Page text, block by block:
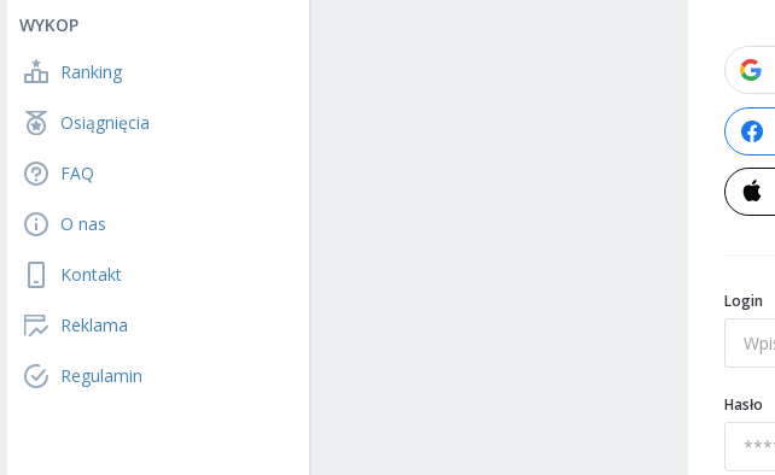
WYKOP
Ranking
Osiągnięcia
FAQ
O nas
Kontakt
Reklama
Regulamin
Login
Hasło